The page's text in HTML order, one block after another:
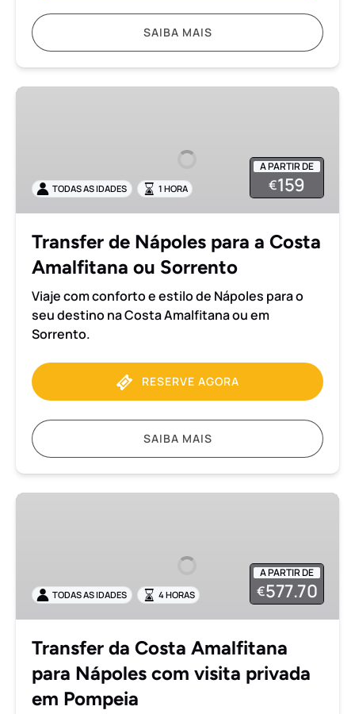
SAIBA MAIS
Transfer
Costa
Amalfitana
Sorrento
A PARTIR DE
€159
TODAS AS IDADES 1 HORA
Transfer de Nápoles para a Costa
Amalfitana ou Sorrento
Viaje com conforto e estilo de Nápoles para o
seu destino na Costa Amalfitana ou em
Sorrento.
RESERVE AGORA
SAIBA MAIS
Transfer
Nápoles
com
privada
em
Pompeia
A PARTIR DE
€577.70
TODAS AS IDADES 4 HORAS
Transfer da Costa Amalfitana
para Nápoles com visita privada
em Pompeia